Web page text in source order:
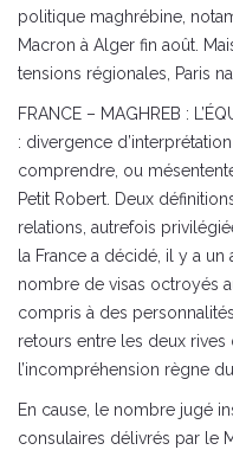
politique maghrébine,
Macron à Alger fin août.
tensions régionales, Paris
FRANCE – MAGHREB :
: divergence
comprendre, ou
Petit Robert. Deux
relations, autrefois
la France a décidé, il y a
nombre de visas octroyés
compris à des
retours entre les deux rives
l’incompréhension règne
En cause, le nombre jugé
consulaires délivrés par le